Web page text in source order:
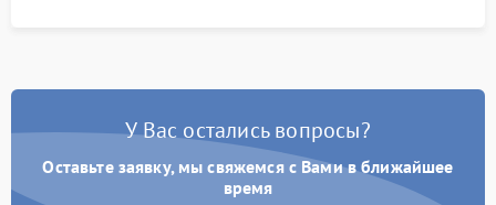
У Вас остались вопросы?
Оставьте заявку, мы свяжемся с Вами в ближайшее
время